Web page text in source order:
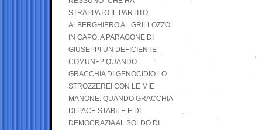
STRAPPATO IL PARTITO
ALBERGHIERO AL GRILLOZZO
IN CAPO, A PARAGONE DI
GIUSEPPI UN DEFICIENTE
COMUNE? QUANDO
GRACCHIA DI GENOCIDIO LO
STROZZEREI CON LE MIE
MANONE. QUANDO GRACCHIA
DI PACE STABILE E DI
DEMOCRAZIA AL SOLDO DI